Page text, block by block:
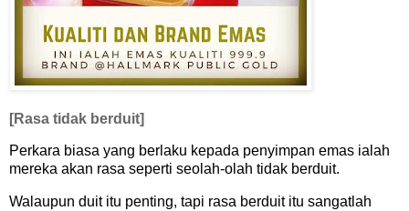
[Rasa tidak berduit]
Perkara biasa yang berlaku kepada penyimpan emas ialah
mereka akan rasa seperti seolah-olah tidak berduit.
Walaupun duit itu penting, tapi rasa berduit itu sangatlah